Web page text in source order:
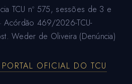
TCU nº 575, sessões de 3 e
469/2026-TCU-
Weder de Oliveira (Denúncia)
OFICIAL DO TCU